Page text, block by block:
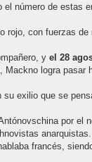
número de estas
con fuerzas
y el 28
logra pasar
exilio que se
por el
anarquistas.
francés,